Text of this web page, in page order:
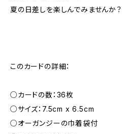
夏の日差しを楽しんでみませんか？
このカードの詳細：
○カードの数：36枚
○サイズ：7.5cm x 6.5cm
○オーガンジーの巾着袋付